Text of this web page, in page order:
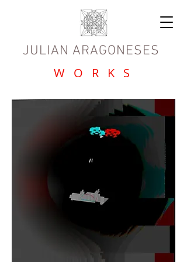
JULIAN ARAGONESES
W O R K S